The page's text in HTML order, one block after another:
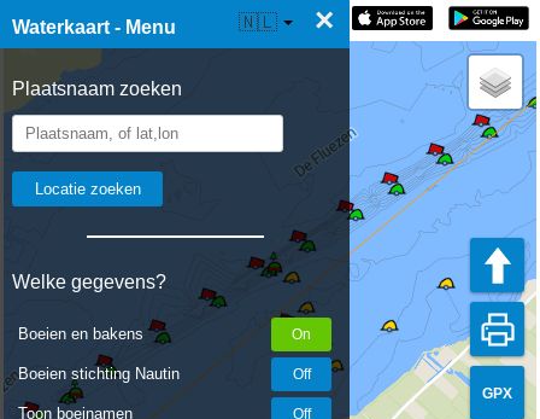
Waterkaart - Menu ×
Plaatsnaam zoeken
Welke gegevens?
Boeien en bakens
Boeien stichting Nautin
Toon boeinamen
☰ Waterkaart Live 🇳🇱
GPX